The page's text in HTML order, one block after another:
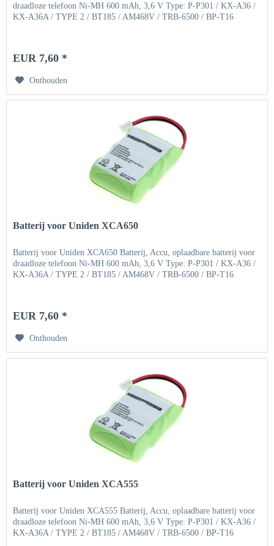
draadloze telefoon Ni-MH 600 mAh, 3,6 V Type: P-P301 / KX-A36 /
KX-A36A / TYPE 2 / BT185 / AM468V / TRB-6500 / BP-T16
EUR 7,60 *
Onthouden
Batterij voor Uniden XCA650
Batterij voor Uniden XCA650 Batterij, Accu, oplaadbare batterij voor
draadloze telefoon Ni-MH 600 mAh, 3,6 V Type: P-P301 / KX-A36 /
KX-A36A / TYPE 2 / BT185 / AM468V / TRB-6500 / BP-T16
EUR 7,60 *
Onthouden
Batterij voor Uniden XCA555
Batterij voor Uniden XCA555 Batterij, Accu, oplaadbare batterij voor
draadloze telefoon Ni-MH 600 mAh, 3,6 V Type: P-P301 / KX-A36 /
KX-A36A / TYPE 2 / BT185 / AM468V / TRB-6500 / BP-T16